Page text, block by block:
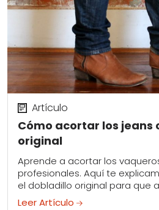
Cómo acortar los jeans
original
Artículo
Aprende a acortar los
profesionales. Aquí te
el dobladillo original para que
alteración.
Leer Artículo